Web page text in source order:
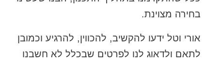
בחירה מצוינת.
אורי וטל ידעו להקשיב, להכווין, להרגיע וכמובן
לתאם ולדאוג לנו לפרטים שבכלל לא חשבנו